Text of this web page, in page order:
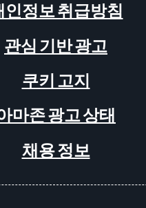
인정보 취급방침
관심 기반 광고
쿠키 고지
마존 광고 상태
채용 정보